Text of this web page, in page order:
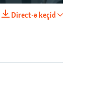
Direct-ə keçid